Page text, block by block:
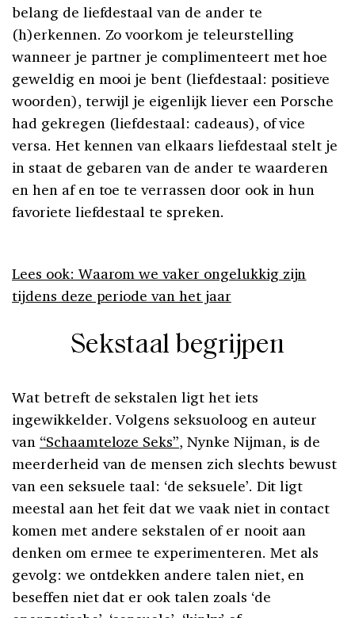
belang de liefdestaal van de ander te
(h)erkennen. Zo voorkom je teleurstelling
wanneer je partner je complimenteert met hoe
geweldig en mooi je bent (liefdestaal: positieve
woorden), terwijl je eigenlijk liever een Porsche
had gekregen (liefdestaal: cadeaus), of vice
versa. Het kennen van elkaars liefdestaal stelt je
in staat de gebaren van de ander te waarderen
en hen af en toe te verrassen door ook in hun
favoriete liefdestaal te spreken.
Lees ook: Waarom we vaker ongelukkig zijn
tijdens deze periode van het jaar
Sekstaal begrijpen
Wat betreft de sekstalen ligt het iets
ingewikkelder. Volgens seksuoloog en auteur
van “Schaamteloze Seks”, Nynke Nijman, is de
meerderheid van de mensen zich slechts bewust
van een seksuele taal: ‘de seksuele’. Dit ligt
meestal aan het feit dat we vaak niet in contact
komen met andere sekstalen of er nooit aan
denken om ermee te experimenteren. Met als
gevolg: we ontdekken andere talen niet, en
beseffen niet dat er ook talen zoals ‘de